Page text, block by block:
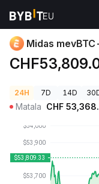
Kryptohinnat Midas
Midas
24H 7D 14D
Matala CHF